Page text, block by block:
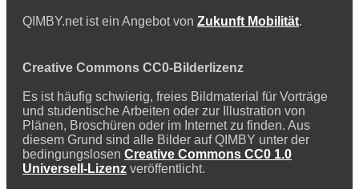
QIMBY.net ist ein Angebot von Zukunft Mobilität.
Creative Commons CC0-Bilderlizenz
Es ist häufig schwierig, freies Bildmaterial für Vorträge
und studentische Arbeiten oder zur Illustration von
Plänen, Broschüren oder im Internet zu finden. Aus
diesem Grund sind alle Bilder auf QIMBY unter der
bedingungslosen Creative Commons CC0 1.0
Universell-Lizenz veröffentlicht.